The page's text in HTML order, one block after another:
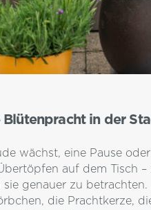
Blütenpracht in der
wächst, eine Pause
auf dem Tisch –
sie genauer zu
die Prachtkerze,